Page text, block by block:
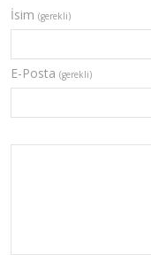
İsim (gerekli)
E-Posta (gerekli)